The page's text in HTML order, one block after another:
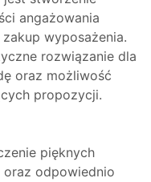
angażowania
wyposażenia.
rozwiązanie dla
oraz możliwość
propozycji.
pięknych
odpowiednio